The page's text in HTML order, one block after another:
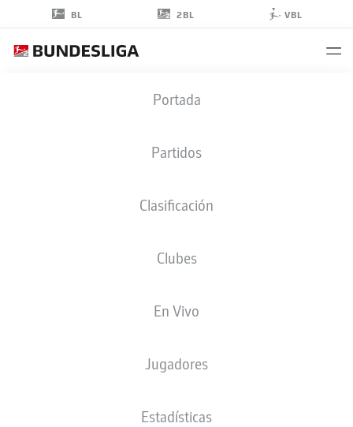
BL 2BL VBL
Portada
Partidos
Clasificación
Clubes
En Vivo
Jugadores
Estadísticas
KAMMERBAUER
11.02.1997
TAMAÑO